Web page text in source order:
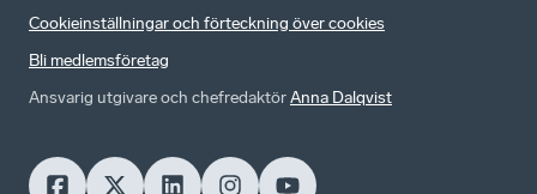
Cookieinställningar och förteckning över cookies
Bli medlemsföretag
Ansvarig utgivare och chefredaktörAnna Dalqvist